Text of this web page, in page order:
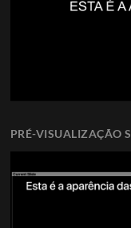
PRÉ-VISUALIZAÇÃO